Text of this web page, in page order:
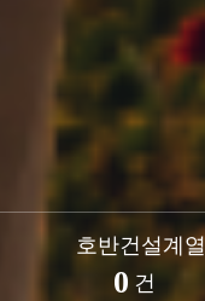
0 건
호반건설계열